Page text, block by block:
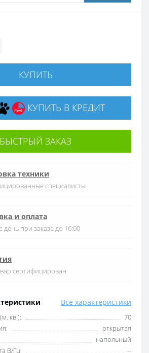
Все характеристики
кв.):
70
открытая
напольный
В/Гц:
--
КУПИТЬ
КУПИТЬ В КРЕДИТ
БЫСТРЫЙ ЗАКАЗ
техники
специалисты
и оплата
день при заказе до 16:00
сертифицирован